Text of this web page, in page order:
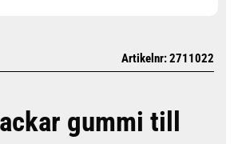
Artikelnr: 2711022
gummi till